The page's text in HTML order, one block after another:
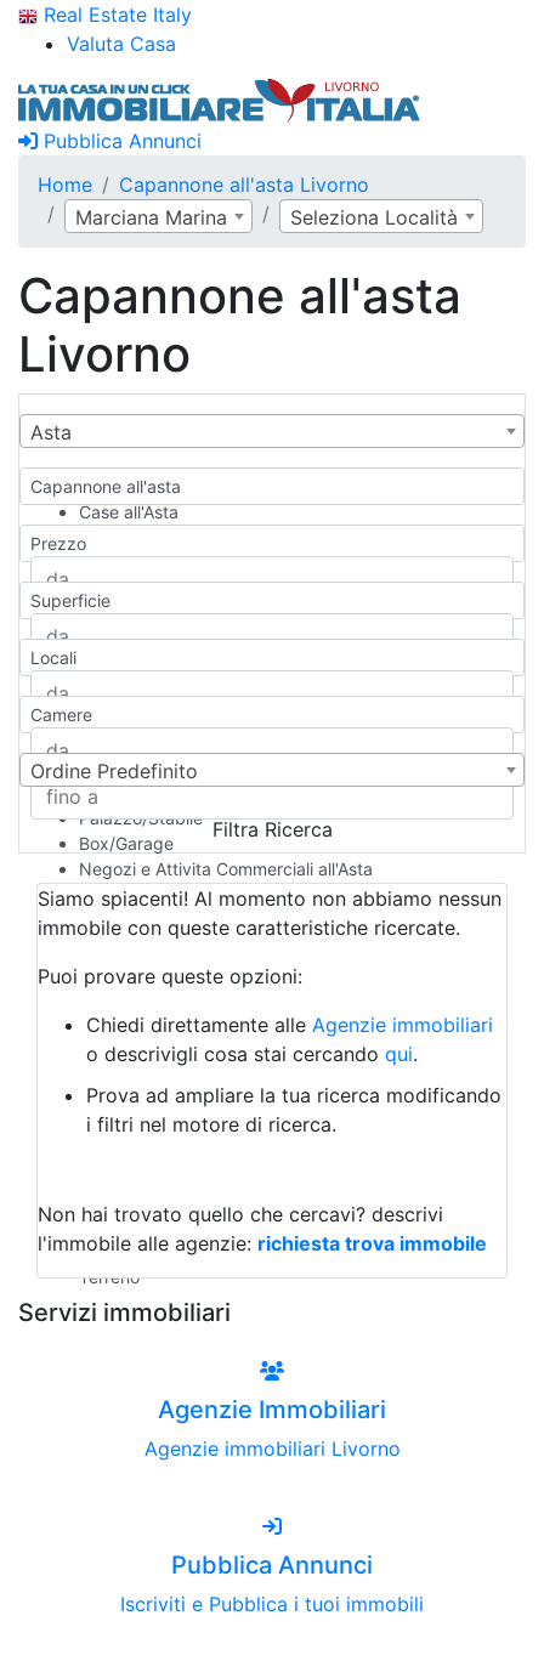
Real Estate Italy
Valuta Casa
Pubblica Annunci
Home
Capannone all'asta Livorno
Marciana Marina
Seleziona Località
Capannone all'asta
Livorno
Asta
Capannone all'asta
Case all'Asta
Qualsiasi
Appartamento
Casa indipendente
Casa Semi-indipendente
Attico/Mansarda
Rustico/Casale
Camera d'Albergo
Multiproprietà
Palazzo/Stabile
Box/Garage
Negozi e Attivita Commerciali all'Asta
Qualsiasi
Attività/Licenza Commerciale
Azienda Agricola
Bar/Ristorante
Albergo
Laboratorio Artigianale
Negozio/locale commerciale
Agriturismo
Magazzini
Qualsiasi
Terreno edificabile
Terreno
Prezzo
Superficie
Locali
Camere
Ordine Predefinito
Filtra Ricerca
Siamo spiacenti! Al momento non abbiamo nessun
immobile con queste caratteristiche ricercate.
Puoi provare queste opzioni:
Chiedi direttamente alle Agenzie immobiliari
o descrivigli cosa stai cercando qui.
Prova ad ampliare la tua ricerca modificando
i filtri nel motore di ricerca.
Non hai trovato quello che cercavi? descrivi
l'immobile alle agenzie: richiesta trova immobile
Servizi immobiliari
Agenzie Immobiliari
Agenzie immobiliari Livorno
Pubblica Annunci
Iscriviti e Pubblica i tuoi immobili